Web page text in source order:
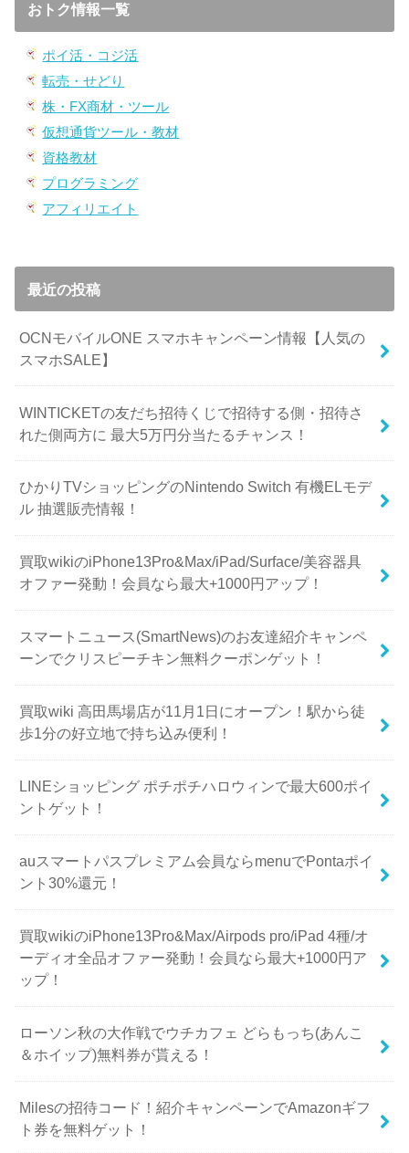
おトク情報一覧
ポイ活・コジ活
転売・せどり
株・FX商材・ツール
仮想通貨ツール・教材
資格教材
プログラミング
アフィリエイト
最近の投稿
OCNモバイルONE スマホキャンペーン情報【人気の
スマホSALE】
WINTICKETの友だち招待くじで招待する側・招待さ
れた側両方に 最大5万円分当たるチャンス！
ひかりTVショッピングのNintendo Switch 有機ELモデ
ル 抽選販売情報！
買取wikiのiPhone13Pro&Max/iPad/Surface/美容器具
オファー発動！会員なら最大+1000円アップ！
スマートニュース(SmartNews)のお友達紹介キャンペ
ーンでクリスピーチキン無料クーポンゲット！
買取wiki 高田馬場店が11月1日にオープン！駅から徒
歩1分の好立地で持ち込み便利！
LINEショッピング ポチポチハロウィンで最大600ポイ
ントゲット！
auスマートパスプレミアム会員ならmenuでPontaポイ
ント30%還元！
買取wikiのiPhone13Pro&Max/Airpods pro/iPad 4種/オ
ーディオ全品オファー発動！会員なら最大+1000円ア
ップ！
ローソン秋の大作戦でウチカフェ どらもっち(あんこ
＆ホイップ)無料券が貰える！
Milesの招待コード！紹介キャンペーンでAmazonギフ
ト券を無料ゲット！